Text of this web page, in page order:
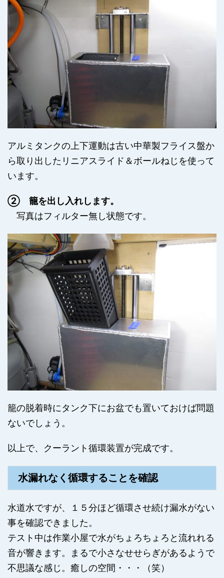
アルミタンクの上下運動は古い中華製フライス盤か
ら取り出したリニアスライド＆ボールねじを使って
います。
② 籠を出し入れします。
写真はフィルター無し状態です。
籠の脱着時にタンク下にお盆でも置いておけば問題
ないでしょう。
以上で、クーラント循環装置が完成です。
水漏れなく循環することを確認
水道水ですが、１５分ほど循環させ続け漏水がない
事を確認できました。
テスト中は作業小屋で水がちょろちょろと流れれる
音が響きます。まるで小さなせせらぎがあるようで
不思議な感じ。癒しの空間・・・（笑）